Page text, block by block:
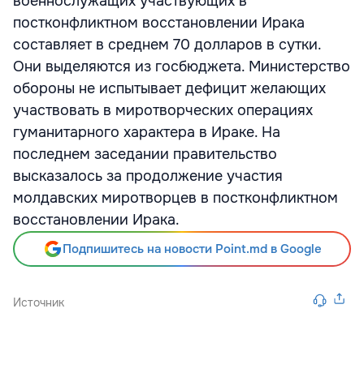
постконфликтном восстановлении Ирака
составляет в среднем 70 долларов в сутки.
Они выделяются из госбюджета. Министерство
обороны не испытывает дефицит желающих
участвовать в миротворческих операциях
гуманитарного характера в Ираке. На
последнем заседании правительство
высказалось за продолжение участия
молдавских миротворцев в постконфликтном
восстановлении Ирака.
Подпишитесь на новости Point.md в Google
Источник